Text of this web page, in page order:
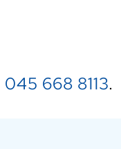
045 668 8113.